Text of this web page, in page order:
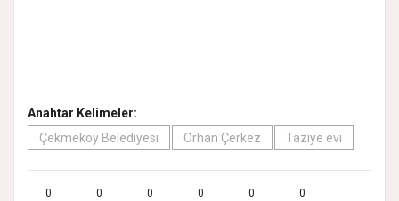
Anahtar Kelimeler:
Çekmeköy Belediyesi
Orhan Çerkez Taziye evi
0 0 0 0 0 0